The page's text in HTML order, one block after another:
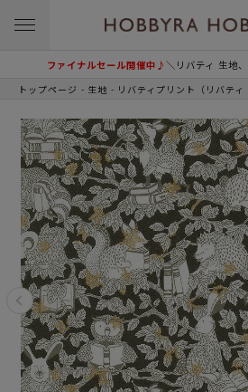
ファイナルセール開催中♪＼リバティ 生地
トップページ 生地 リバティプリント（リバティ